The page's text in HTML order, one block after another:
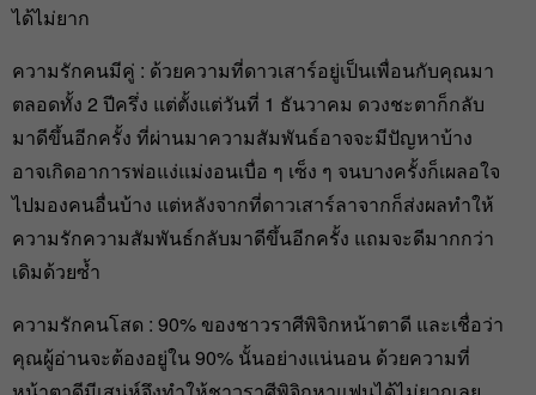
ได้ไม่ยาก
ความรักคนมีคู่ : ด้วยความที่ดาวเสาร์อยู่เป็นเพื่อนกับคุณมา
ตลอดทั้ง 2 ปีครึ่ง แต่ตั้งแต่วันที่ 1 ธันวาคม ดวงชะตาก็กลับ
มาดีขึ้นอีกครั้ง ที่ผ่านมาความสัมพันธ์อาจจะมีปัญหาบ้าง
อาจเกิดอาการพ่อแง่แม่งอนเบื่อ ๆ เซ็ง ๆ จนบางครั้งก็เผลอใจ
ไปมองคนอื่นบ้าง แต่หลังจากที่ดาวเสาร์ลาจากก็ส่งผลทำให้
ความรักความสัมพันธ์กลับมาดีขึ้นอีกครั้ง แถมจะดีมากกว่า
เดิมด้วยซ้ำ
ความรักคนโสด : 90% ของชาวราศีพิจิกหน้าตาดี และเชื่อว่า
คุณผู้อ่านจะต้องอยู่ใน 90% นั้นอย่างแน่นอน ด้วยความที่